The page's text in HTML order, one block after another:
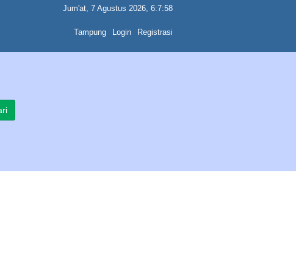
Jum'at, 7 Agustus 2026, 6:7:58
Tampung Login Registrasi